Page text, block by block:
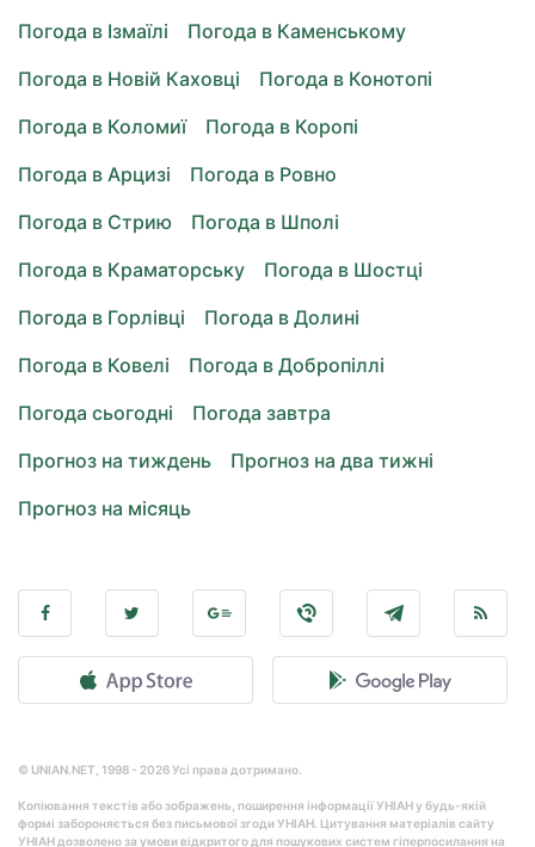
Погода в Ізмаїлі
Погода в Каменському
Погода в Новій Каховці
Погода в Конотопі
Погода в Коломиї
Погода в Коропі
Погода в Арцизі
Погода в Ровно
Погода в Стрию
Погода в Шполі
Погода в Краматорську
Погода в Шостці
Погода в Горлівці
Погода в Долині
Погода в Ковелі
Погода в Добропіллі
Погода сьогодні
Погода завтра
Прогноз на тиждень
Прогноз на два тижні
Прогноз на місяць
© UNIAN.NET, 1998 - 2026 Усі права дотримано.
Копіювання текстів або зображень, поширення інформації УНІАН у будь-якій
формі забороняється без письмової згоди УНІАН. Цитування матеріалів сайту
УНІАН дозволено за умови відкритого для пошукових систем гіперпосилання на